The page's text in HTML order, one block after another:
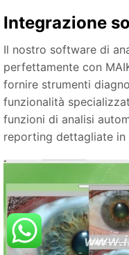
Integrazione
Il nostro software di
perfettamente con
fornire strumenti
funzionalità
funzioni di analisi
reporting dettagliate in